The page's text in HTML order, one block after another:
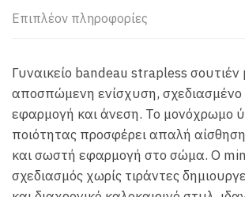
Επιπλέον πληροφορίες
Γυναικείο bandeau strapless σουτιέν
αποσπώμενη ενίσχυση, σχεδιασμένο
εφαρμογή και άνεση. Το μονόχρωμο
ποιότητας προσφέρει απαλή
και σωστή εφαρμογή στο σώμα. Ο
σχεδιασμός χωρίς τιράντες